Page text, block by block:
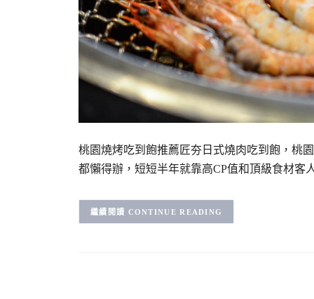
桃園燒烤吃到飽推薦匠夯日式燒肉吃到飽，桃
都懶得辦，短短半年就靠高CP值和頂級食材客
CONTINUE READING